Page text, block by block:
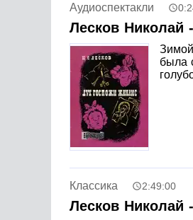
народность, как-то
Аудиоспектакли
Лесков Николай
была
Классика 2:49:00
Лесков Николай